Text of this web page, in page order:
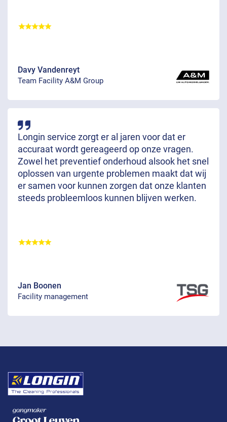
Davy Vandenreyt
Team Facility A&M Group
Longin service zorgt er al jaren voor dat er
accuraat wordt gereageerd op onze vragen.
Zowel het preventief onderhoud alsook het snel
oplossen van urgente problemen maakt dat wij
er samen voor kunnen zorgen dat onze klanten
steeds probleemloos kunnen blijven werken.
Jan Boonen
Facility management